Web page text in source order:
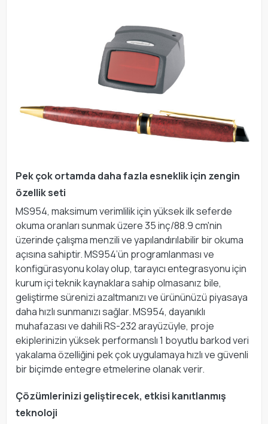
Pek çok ortamda daha fazla esneklik için zengin
özellik seti
MS954, maksimum verimlilik için yüksek ilk seferde
okuma oranları sunmak üzere 35 inç/88.9 cm'nin
üzerinde çalışma menzili ve yapılandırılabilir bir okuma
açısına sahiptir. MS954’ün programlanması ve
konfigürasyonu kolay olup, tarayıcı entegrasyonu için
kurum içi teknik kaynaklara sahip olmasanız bile,
geliştirme sürenizi azaltmanızı ve ürününüzü piyasaya
daha hızlı sunmanızı sağlar. MS954, dayanıklı
muhafazası ve dahili RS-232 arayüzüyle, proje
ekiplerinizin yüksek performanslı 1 boyutlu barkod veri
yakalama özelliğini pek çok uygulamaya hızlı ve güvenli
bir biçimde entegre etmelerine olanak verir.
Çözümlerinizi geliştirecek, etkisi kanıtlanmış
teknoloji